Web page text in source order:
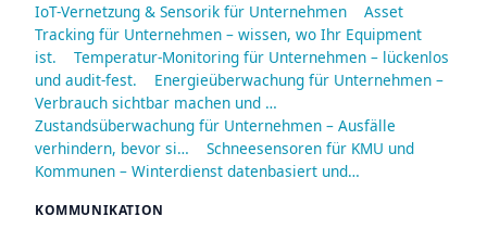
IoT-Vernetzung & Sensorik für Unternehmen
Asset
Tracking für Unternehmen – wissen, wo Ihr Equipment
ist.
Temperatur-Monitoring für Unternehmen – lückenlos
und audit-fest.
Energieüberwachung für Unternehmen –
Verbrauch sichtbar machen und …
Zustandsüberwachung für Unternehmen – Ausfälle
verhindern, bevor si…
Schneesensoren für KMU und
Kommunen – Winterdienst datenbasiert und…
KOMMUNIKATION